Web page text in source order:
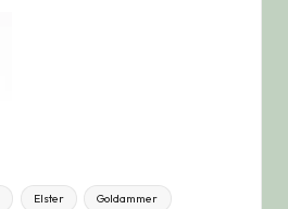
Elster Goldammer